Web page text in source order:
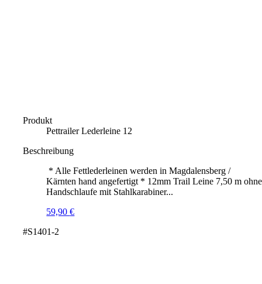
Produkt
Pettrailer Lederleine 12
Beschreibung
* Alle Fettlederleinen werden in Magdalensberg /
Kärnten hand angefertigt * 12mm Trail Leine 7,50 m ohne
Handschlaufe mit Stahlkarabiner...
59,90€
#S1401-2